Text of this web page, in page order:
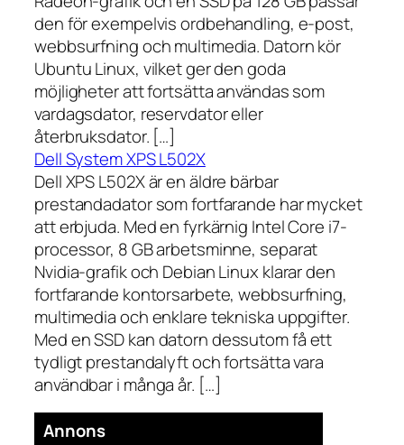
den för exempelvis ordbehandling, e-post,
webbsurfning och multimedia. Datorn kör
Ubuntu Linux, vilket ger den goda
möjligheter att fortsätta användas som
vardagsdator, reservdator eller
återbruksdator. […]
Dell System XPS L502X
Dell XPS L502X är en äldre bärbar
prestandadator som fortfarande har mycket
att erbjuda. Med en fyrkärnig Intel Core i7-
processor, 8 GB arbetsminne, separat
Nvidia-grafik och Debian Linux klarar den
fortfarande kontorsarbete, webbsurfning,
multimedia och enklare tekniska uppgifter.
Med en SSD kan datorn dessutom få ett
tydligt prestandalyft och fortsätta vara
användbar i många år. […]
Annons